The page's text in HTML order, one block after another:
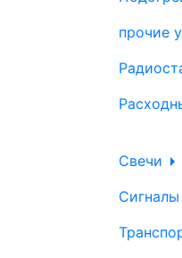
прочие
Свечи